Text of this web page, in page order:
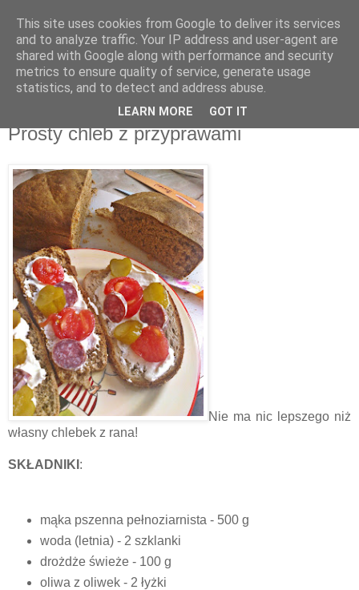
Recenzje na widelcu
Portal kulturalny - książki, recenzje, inspiracje, konkursy.
czwartek, 31 marca 2016
Prosty chleb z przyprawami
Nie ma nic lepszego niż
własny chlebek z rana!
SKŁADNIKI :
mąka pszenna pełnoziarnista - 500 g
woda (letnia) - 2 szklanki
drożdże świeże - 100 g
oliwa z oliwek - 2 łyżki
This site uses cookies from Google to deliver its services
and to analyze traffic. Your IP address and user-agent are
shared with Google along with performance and security
metrics to ensure quality of service, generate usage
statistics, and to detect and address abuse.
LEARN MORE GOT IT